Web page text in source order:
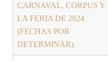
CARNAVAL, CORPUS Y
LA FERIA DE 2024
(FECHAS POR
DETERMINAR).